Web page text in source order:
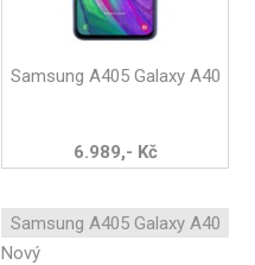
Samsung A405 Galaxy A40
6.989,- Kč
Samsung A405 Galaxy A40
Nový